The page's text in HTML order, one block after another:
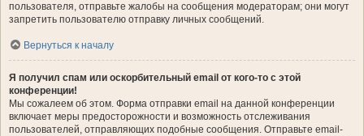
пользователя, отправьте жалобы на сообщения модераторам; они могут
запретить пользователю отправку личных сообщений.
Вернуться к началу
Я получил спам или оскорбительный email от кого-то с этой
конференции!
Мы сожалеем об этом. Форма отправки email на данной конференции
включает меры предосторожности и возможность отслеживания
пользователей, отправляющих подобные сообщения. Отправьте email-